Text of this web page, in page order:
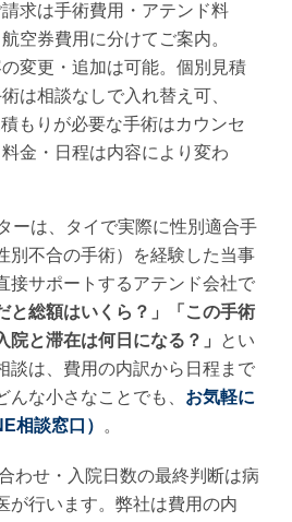
求は手術費用・アテンド料
空券費用に分けてご案内。
変更・追加は可能。個別見積
は相談なしで入れ替え可、
もりが必要な手術はカウンセ
金・日程は内容により変わ
ーは、タイで実際に性別適合手
別不合の手術）を経験した当事
接サポートするアテンド会社で
と総額はいくら？」「この手術
院と滞在は何日になる？」
とい
談は、費用の内訳から日程まで
な小さなことでも、 お気軽に
相談窓口）
。
わせ・入院日数の最終判断は病
が行います。弊社は費用の内